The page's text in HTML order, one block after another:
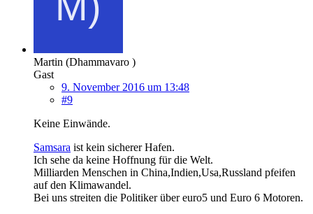
Martin (Dhammavaro )
Gast
9. November 2016 um 13:48
#9
Keine Einwände.
Samsara ist kein sicherer Hafen.
Ich sehe da keine Hoffnung für die Welt.
Milliarden Menschen in China,Indien,Usa,Russland pfeifen
auf den Klimawandel.
Bei uns streiten die Politiker über euro5 und Euro 6 Motoren.